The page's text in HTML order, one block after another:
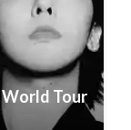
World Tour